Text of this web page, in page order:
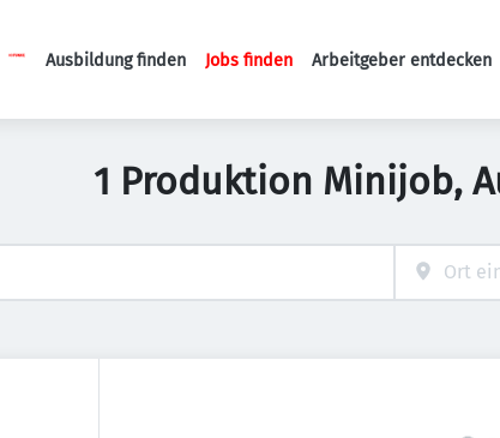
Haupt-Navigation
Ausbildung finden Jobs finden Arbeitgeber entdecken
1 Produktion Minijob,